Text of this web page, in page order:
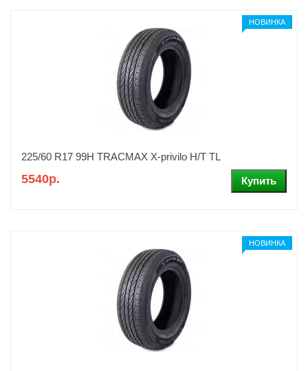
НОВИНКА
225/60 R17 99H TRACMAX X-privilo H/T TL
5540р.
НОВИНКА